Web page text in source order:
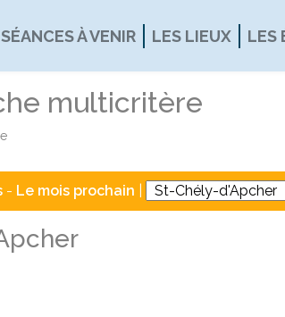
SÉANCES À VENIR LES LIEUX LES
multicritère
- Le mois prochain